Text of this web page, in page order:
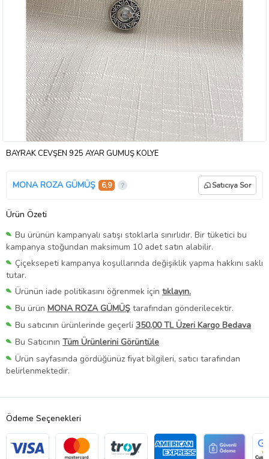
BAYRAK CEVŞEN 925 AYAR GÜMÜŞ KOLYE
MONA ROZA GÜMÜŞ 6,9 Satıcıya Sor
Ürün Özeti
Bu ürünün kampanyalı satışı stoklarla sınırlıdır. Bir tüketici bu
kampanya stoğundan maksimum 10 adet satın alabilir.
Çiçeksepeti kampanya koşullarında değişiklik yapma hakkını saklı
tutar.
Ürünün iade politikasını öğrenmek için tıklayın.
Bu ürün MONA ROZA GÜMÜŞ tarafından gönderilecektir.
Bu satıcının ürünlerinde geçerli 350,00 TL Üzeri Kargo Bedava
Bu Satıcının Tüm Ürünlerini Görüntüle
Ürün sayfasında gördüğünüz fiyat bilgileri, satıcı tarafından
belirlenmektedir.
Ödeme Seçenekleri